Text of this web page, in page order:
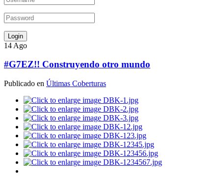
14 Ago
#G7EZ!! Construyendo otro mundo
Publicado en Últimas Coberturas